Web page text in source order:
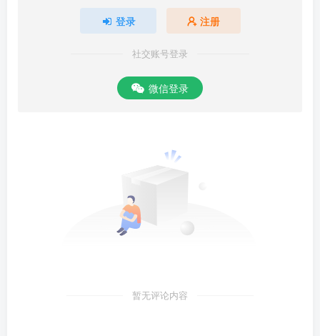
登录 注册
社交账号登录
微信登录
暂无评论内容